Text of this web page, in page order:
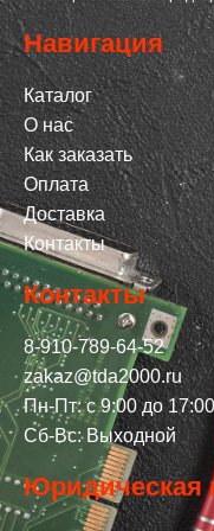
Навигация
Каталог
О нас
Как заказать
Оплата
Доставка
Контакты
Контакты
8-910-789-64-52
zakaz@tda2000.ru
Пн-Пт: с 9:00 до 17:00
Сб-Вс: Выходной
Юридическая